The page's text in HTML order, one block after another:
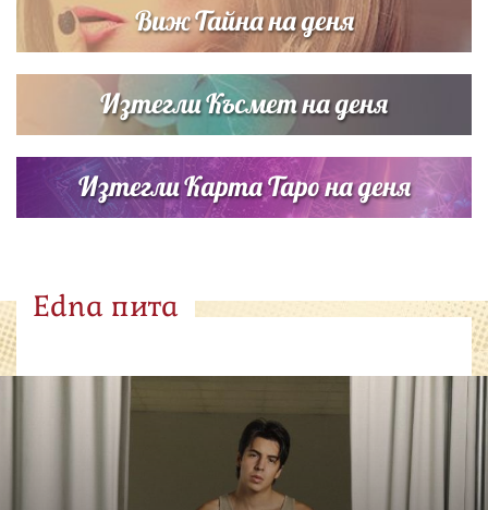
Виж Тайна на деня
Изтегли Късмет на деня
Изтегли Карта Таро на деня
Edna пита